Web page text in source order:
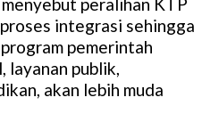
integrasi sehingga
pemerintah
layanan publik,
akan lebih muda